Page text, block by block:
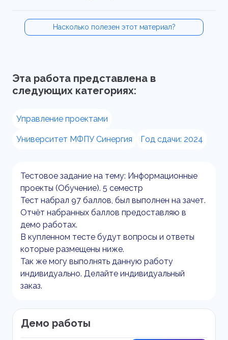
Насколько полезен этот материал?
Эта работа представлена в
следующих категориях:
Управление проектами
Университет МФПУ Синергия Год сдачи: 2024
Тестовое задание на тему: Информационные
проекты (Обучение). 5 семестр
Тест набрал 97 баллов, был выполнен на зачет.
Отчёт набранных баллов предоставляю в
демо работах.
В купленном тесте будут вопросы и ответы
которые размещены ниже.
Так же могу выполнять данную работу
индивидуально. Делайте индивидуальный
заказ.
Демо работы